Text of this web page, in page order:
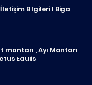
Bilgileri I Biga
mantarı , Ayı Mantarı
Edulis